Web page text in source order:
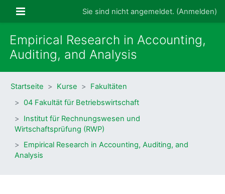
Website-ÜbersichtSie sind nicht angemeldet. (Anmelden)
Empirical Research in Accounting,
Auditing, and Analysis
Startseite Kurse
Fakultäten
04 Fakultät für Betriebswirtschaft
Institut für Rechnungswesen und
Wirtschaftsprüfung (RWP)
Empirical Research in Accounting, Auditing, and
Analysis